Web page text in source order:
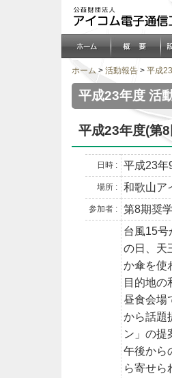
ホーム > 活動報告 > 平成
平成23年度 活
平成23年度(第
日時 : 平成23年
場所 : 和歌山ア
参加者 : 第8期奨
台風15号
の日、天
か傘を使
目的地の
昼食会場
から話題
ン」の提
午後から
ら寄せら